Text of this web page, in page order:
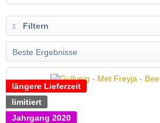
Filtern
längere Lieferzeit
limitiert
Jahrgang 2020